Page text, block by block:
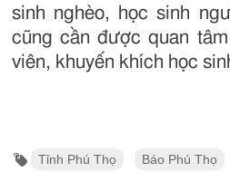
sinh nghèo, học sinh
cũng cần được quan
viên, khuyến khích học
Tỉnh Phú Thọ Báo Phú Thọ